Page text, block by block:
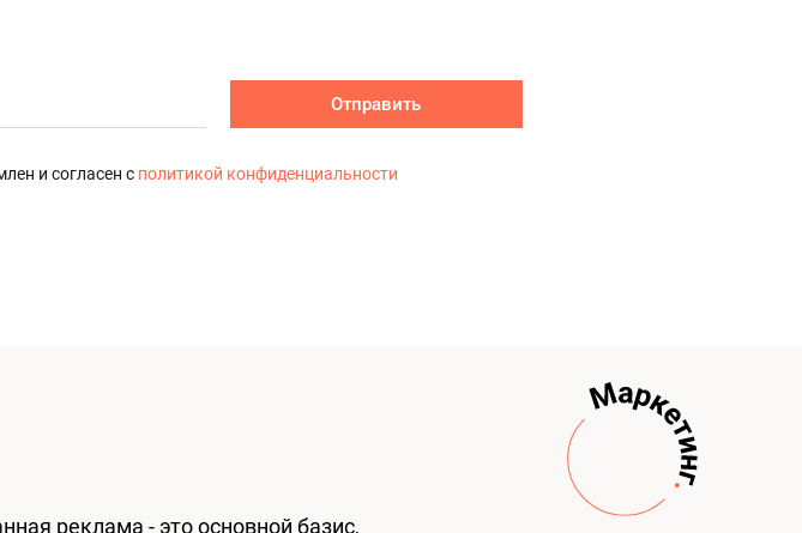
Отправить
и согласен с политикой конфиденциальности
реклама - это основной базис,